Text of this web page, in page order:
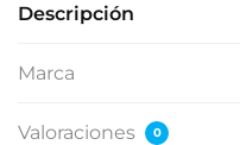
Descripción
Marca
Valoraciones 0